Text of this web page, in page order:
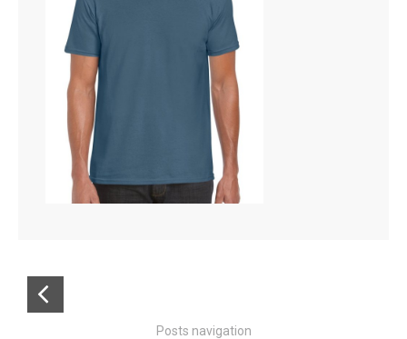
Posts navigation